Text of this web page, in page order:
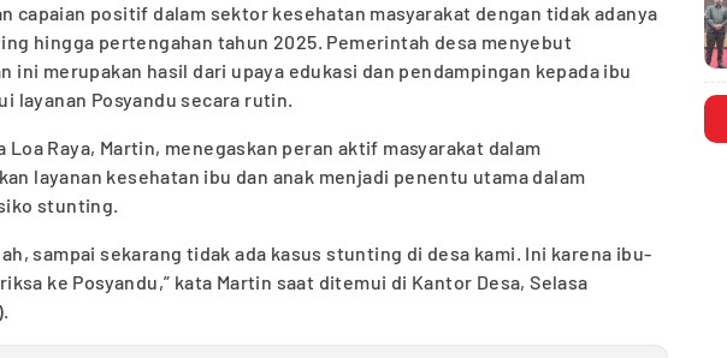
capaian positif dalam sektor kesehatan masyarakat dengan tidak adanya
hingga pertengahan tahun 2025. Pemerintah desa menyebut
ini merupakan hasil dari upaya edukasi dan pendampingan kepada ibu
layanan Posyandu secara rutin.
Loa Raya, Martin, menegaskan peran aktif masyarakat dalam
layanan kesehatan ibu dan anak menjadi penentu utama dalam
stunting.
sampai sekarang tidak ada kasus stunting di desa kami. Ini karena ibu-
ke Posyandu,” kata Martin saat ditemui di Kantor Desa, Selasa